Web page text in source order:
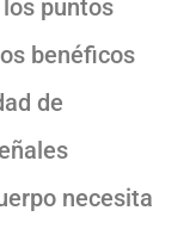
puntos
benéficos
de
necesita